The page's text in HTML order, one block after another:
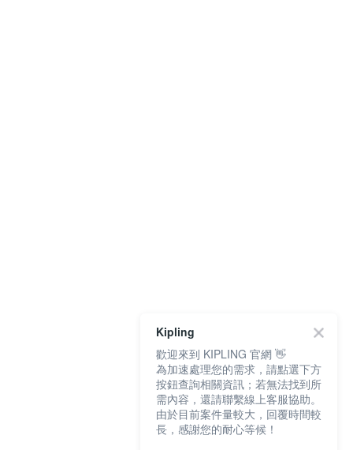
Kipling
歡迎來到 KIPLING 官網 👋
為加速處理您的需求，請點選下方
按鈕查詢相關資訊；若無法找到所
需內容，還請聯繫線上客服協助。
由於目前案件量較大，回覆時間較
長，感謝您的耐心等候！